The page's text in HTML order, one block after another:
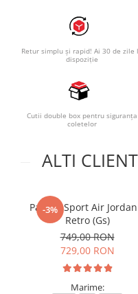
Retur simplu și rapid! Ai 30 de zile
dispoziție
Cutii double box pentru siguranța
coletelor
ALTI
-3%
Pantofi Sport Air
Retro (Gs)
749,00 RON
729,00 RON
Marime: